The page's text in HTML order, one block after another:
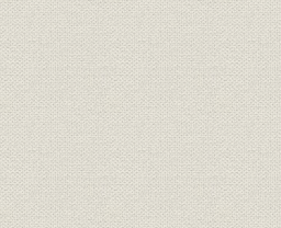
主要製品生産実績 陸用蒸気ター
ビン(広島造船所)
昭和23年
主要製品生産実績 商船用タービ
ン(長崎造船所)
昭和20年